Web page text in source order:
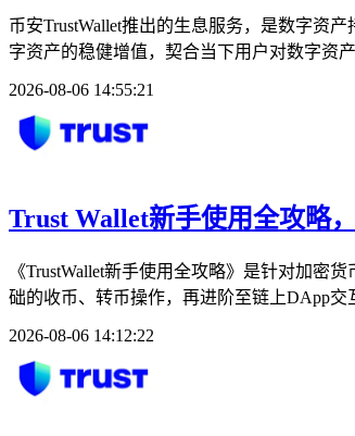
币安TrustWallet推出的生息服务，是数字资
字资产的稳健增值，契合当下用户对数字资
2026-08-06 14:55:21
Trust Wallet新手使用全攻略
《TrustWallet新手使用全攻略》是针对加密
础的收币、转币操作，再进阶至链上DApp
2026-08-06 14:12:22